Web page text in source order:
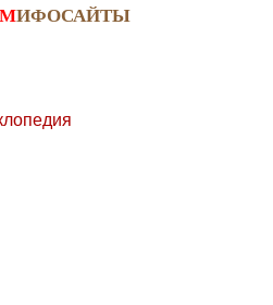
МИФОСАЙТЫ